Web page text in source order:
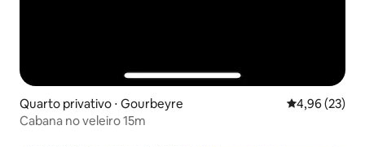
Quarto privativo ⋅ Gourbeyre 4,96 de uma
4,96 (23)
Cabana no veleiro 15m